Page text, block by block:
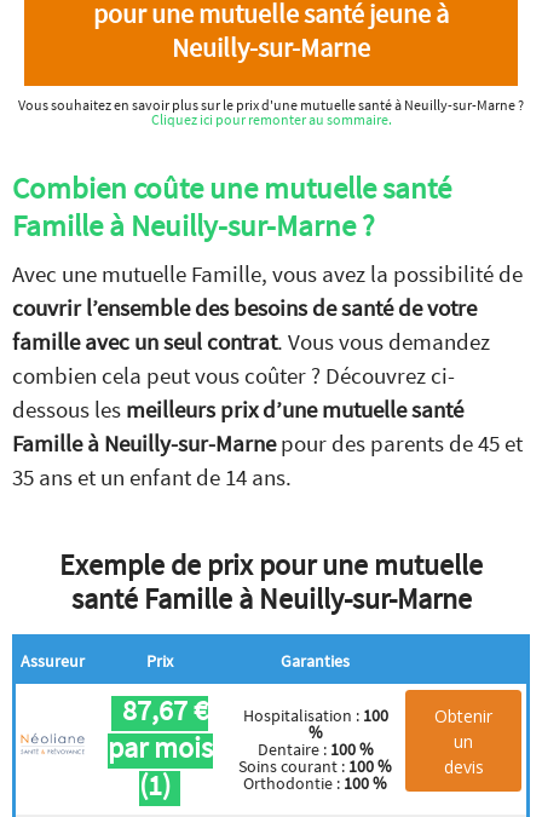
pour une mutuelle santé jeune à
Neuilly-sur-Marne
Vous souhaitez en savoir plus sur le prix d'une mutuelle santé à Neuilly-sur-Marne ?
Cliquez ici pour remonter au sommaire.
Combien coûte une mutuelle santé
Famille à Neuilly-sur-Marne ?
Avec une mutuelle Famille, vous avez la possibilité de
couvrir l’ensemble des besoins de santé de votre
famille avec un seul contrat. Vous vous demandez
combien cela peut vous coûter ? Découvrez ci-
dessous les meilleurs prix d’une mutuelle santé
Famille à Neuilly-sur-Marnepour des parents de 45 et
35 ans et un enfant de 14 ans.
Exemple de prix pour une mutuelle
santé Famille à Neuilly-sur-Marne
Assureur Prix Garanties
87,67 €
par mois
(1)
Hospitalisation : 100
%
Dentaire : 100 %
Soins courant : 100 %
Orthodontie : 100 %
Obtenir
un
devis